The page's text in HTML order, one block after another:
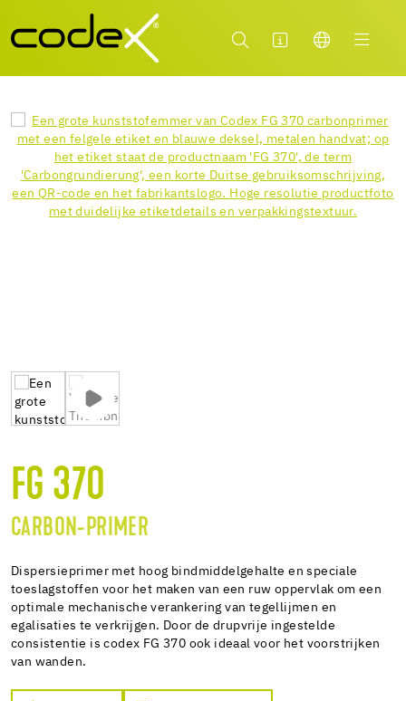
FG 370
CARBON-PRIMER
Dispersieprimer met hoog bindmiddelgehalte en speciale
toeslagstoffen voor het maken van een ruw oppervlak om een
optimale mechanische verankering van tegellijmen en
egalisaties te verkrijgen. Door de drupvrije ingestelde
consistentie is codex FG 370 ook ideaal voor het voorstrijken
van wanden.